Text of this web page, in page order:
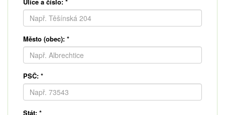
Město (obec): *
PSČ: *
Stát: *